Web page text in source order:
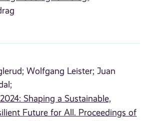
Wolfgang Leister; Juan
Shaping a Sustainable,
Future for All. Proceedings of